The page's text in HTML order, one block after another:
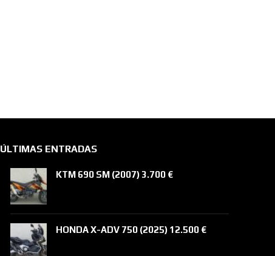
ÚLTIMAS ENTRADAS
KTM 690 SM (2007) 3.700 €
HONDA X-ADV 750 (2025) 12.500 €